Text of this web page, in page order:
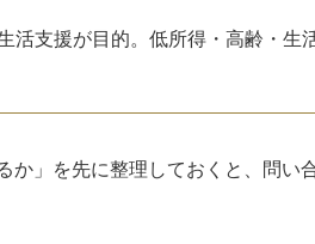
活支援が目的。低所得・高齢・生
か」を先に整理しておくと、問い